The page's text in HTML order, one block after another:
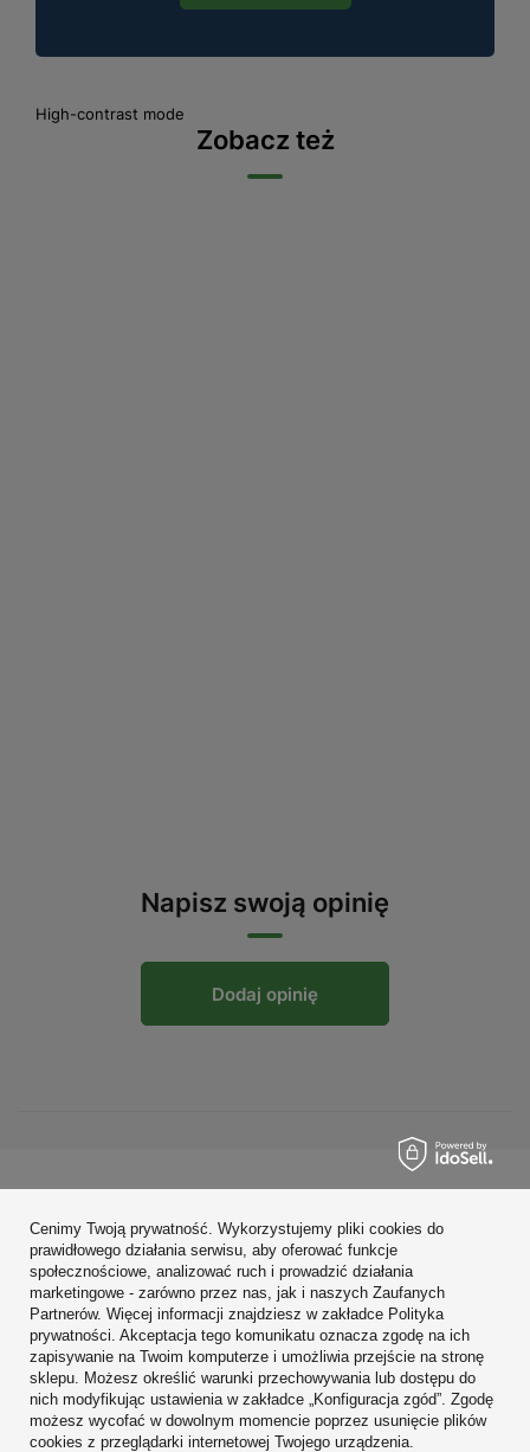
High-contrast mode
Zobacz też
Napisz swoją opinię
Dodaj opinię
Konto
Regulaminy
Zobacz również
W sklepie prezentujemy ceny brutto (z VAT).
Cenimy Twoją prywatność. Wykorzystujemy pliki cookies do
prawidłowego działania serwisu, aby oferować funkcje
społecznościowe, analizować ruch i prowadzić działania
marketingowe - zarówno przez nas, jak i naszych Zaufanych
Partnerów. Więcej informacji znajdziesz w zakładce Polityka
prywatności. Akceptacja tego komunikatu oznacza zgodę na ich
zapisywanie na Twoim komputerze i umożliwia przejście na stronę
sklepu. Możesz określić warunki przechowywania lub dostępu do
nich modyfikując ustawienia w zakładce „Konfiguracja zgód”. Zgodę
możesz wycofać w dowolnym momencie poprzez usunięcie plików
cookies z przeglądarki internetowej Twojego urządzenia.